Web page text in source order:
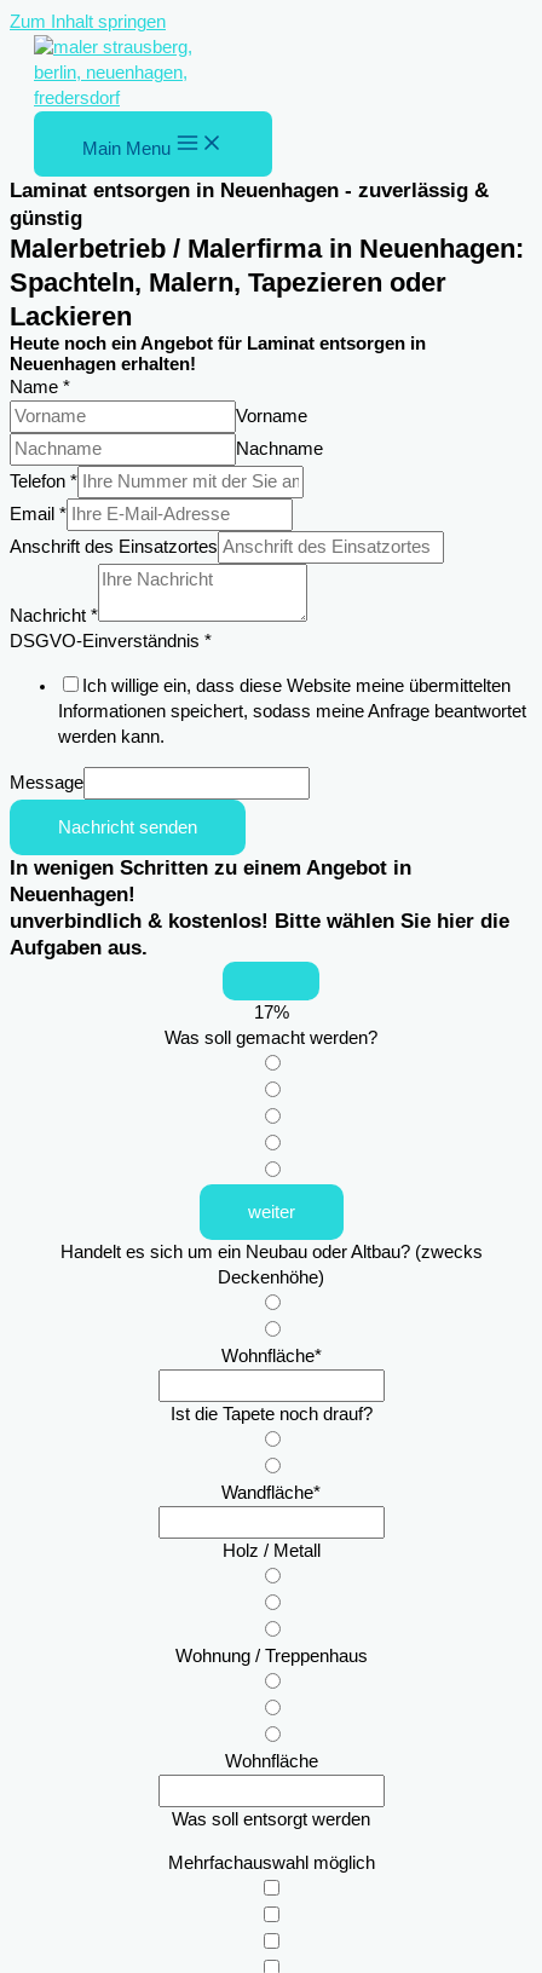
Zum Inhalt springen
Main Menu
Laminat entsorgen in Neuenhagen - zuverlässig &
günstig
Malerbetrieb / Malerfirma in Neuenhagen:
Spachteln, Malern, Tapezieren oder
Lackieren
Heute noch ein Angebot für Laminat entsorgen in
Neuenhagen erhalten!
Name *
Vorname
Nachname
Nachricht
DSGVO-
Einverständnis
Einsatzortes
Telefon *
Email *
Anschrift des Einsatzortes
Nachricht *
DSGVO-Einverständnis *
Ich willige ein, dass diese Website meine übermittelten
Informationen speichert, sodass meine Anfrage beantwortet
werden kann.
Message
Nachricht senden
In wenigen Schritten zu einem Angebot in
Neuenhagen!
unverbindlich & kostenlos! Bitte wählen Sie hier die
Aufgaben aus.
17%
Was soll gemacht werden?
weiter
Handelt es sich um ein Neubau oder Altbau? (zwecks
Deckenhöhe)
Wohnfläche*
Ist die Tapete noch drauf?
Wandfläche*
Holz / Metall
Wohnung / Treppenhaus
Wohnfläche
Was soll entsorgt werden
Mehrfachauswahl möglich